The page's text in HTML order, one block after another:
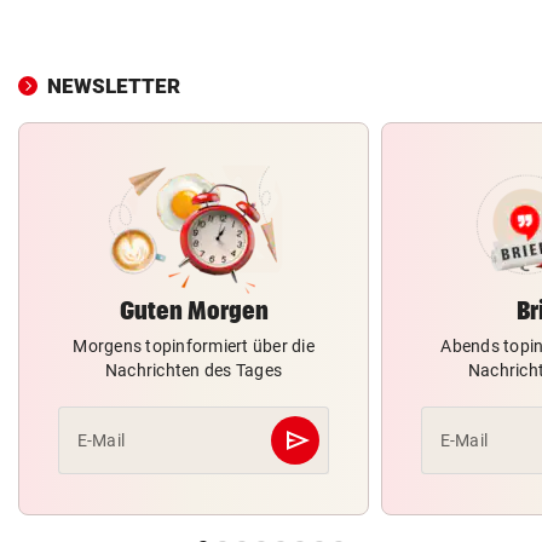
NEWSLETTER
Guten Morgen
Morgens topinformiert über die
Nachrichten des Tages
E-Mail send
Abschicken
Abends
E-Mail